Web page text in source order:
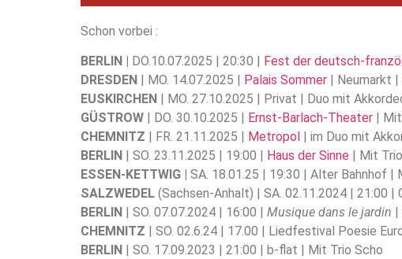
Schon vorbei :
BERLIN | DO.10.07.2025 | 20:30 | Fest der deutsch-
DRESDEN
| MO. 14.07.2025 | Palais Sommer | Neumarkt
EUSKIRCHEN
| MO. 27.10.2025 | Privat | Duo mit
GÜSTROW | DO. 30.10.2025 | Ernst-Barlach-Theater |
CHEMNITZ | FR. 21.11.2025 | Metropol
| im Duo mit
BERLIN
| SO. 23.11.2025 | 19:00 | Haus der Sinne | Mit
ESSEN-KETTWIG | SA. 18.01.25 | 19:30 | Alter Bahnhof |
SALZWEDEL (Sachsen-Anhalt) | SA. 02.11.2024 | 21:00
BERLIN
| SO. 07.07.2024 | 16:00 | Musique dans le jardin
CHEMNITZ
| SO. 02.6.24 | 17.00 | Liedfestival Poesie
BERLIN
| SO. 17.09.2023 | 21:00 | b-flat | Mit Trio Scho